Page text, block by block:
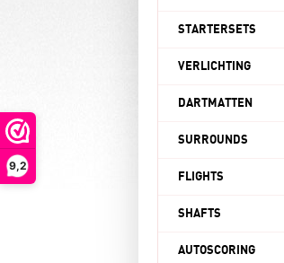
9,2
STARTERSETS
VERLICHTING
DARTMATTEN
SURROUNDS
FLIGHTS
SHAFTS
AUTOSCORING